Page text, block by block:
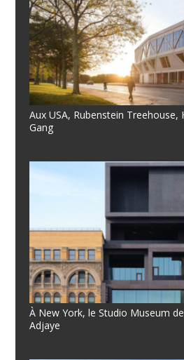
Aux USA, Rubenstein Treehouse,
Gang
À New York, le Studio Museum
Adjaye